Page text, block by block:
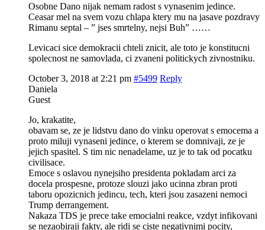
Osobne Dano nijak nemam radost s vynasenim jedince.
Ceasar mel na svem vozu chlapa ktery mu na jasave pozdravy
Rimanu septal – ” jses smrtelny, nejsi Buh” ……
Levicaci sice demokracii chteli znicit, ale toto je konstitucni
spolecnost ne samovlada, ci zvaneni politickych zivnostniku.
October 3, 2018 at 2:21 pm #5499 Reply
Daniela
Guest
Jo, krakatite,
obavam se, ze je lidstvu dano do vinku operovat s emocema a
proto miluji vynaseni jedince, o kterem se domnivaji, ze je
jejich spasitel. S tim nic nenadelame, uz je to tak od pocatku
civilisace.
Emoce s oslavou nynejsiho presidenta pokladam arci za
docela prospesne, protoze slouzi jako ucinna zbran proti
taboru opozicnich jedincu, tech, kteri jsou zasazeni nemoci
Trump derrangement.
Nakaza TDS je prece take emocialni reakce, vzdyt infikovani
se nezaobiraji fakty, ale ridi se ciste negativnimi pocity,